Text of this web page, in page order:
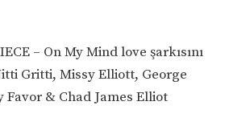
– On My Mind love şarkısını
Gritti, Missy Elliott, George
Favor & Chad James Elliot